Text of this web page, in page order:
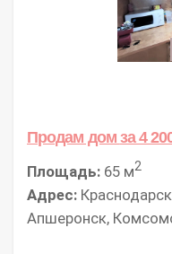
Продам домза 4
Площадь: 65 м2
Адрес:
Апшеронск,